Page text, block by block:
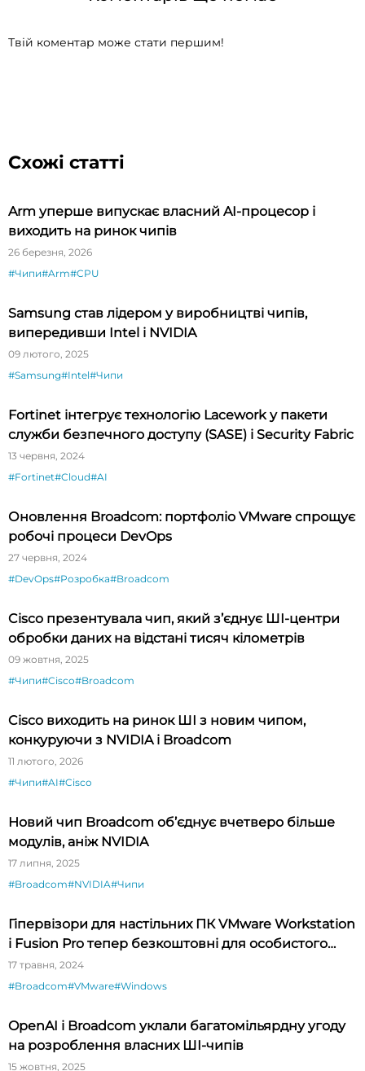
Твій коментар може стати першим!
Схожі статті
Arm уперше випускає власний AI-процесор і
виходить на ринок чипів
26 березня, 2026
#Чипи#Arm#CPU
Samsung став лідером у виробництві чипів,
випередивши Intel і NVIDIA
09 лютого, 2025
#Samsung#Intel#Чипи
Fortinet інтегрує технологію Lacework у пакети
служби безпечного доступу (SASE) і Security Fabric
13 червня, 2024
#Fortinet#Cloud#AI
Оновлення Broadcom: портфоліо VMware спрощує
робочі процеси DevOps
27 червня, 2024
#DevOps#Розробка#Broadcom
Cisco презентувала чип, який з’єднує ШІ-центри
обробки даних на відстані тисяч кілометрів
09 жовтня, 2025
#Чипи#Cisco#Broadcom
Cisco виходить на ринок ШІ з новим чипом,
конкуруючи з NVIDIA і Broadcom
11 лютого, 2026
#Чипи#AI#Cisco
Новий чип Broadcom об’єднує вчетверо більше
модулів, аніж NVIDIA
17 липня, 2025
#Broadcom#NVIDIA#Чипи
Гіпервізори для настільних ПК VMware Workstation
і Fusion Pro тепер безкоштовні для особистого
використання
17 травня, 2024
#Broadcom#VMware#Windows
OpenAI і Broadcom уклали багатомільярдну угоду
на розроблення власних ШІ-чипів
15 жовтня, 2025